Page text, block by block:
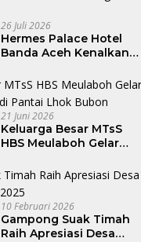
26 Juli 2026
Hermes Palace Hotel
Banda Aceh Kenalkan
Program Junior Hotelier
21 Juni 2026
Keluarga Besar MTsS
HBS Meulaboh Gelar
Pantai Lhok Bubon
10 Februari 2026
Gampong Suak Timah
Raih Apresiasi Desa